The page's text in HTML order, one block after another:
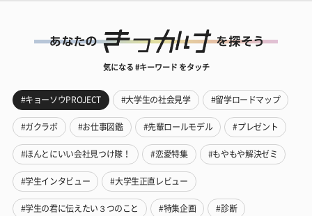
気になる #キーワード をタッチ
#キョーソウPROJECT #大学生の社会見学 #留学ロードマップ
#ガクラボ #お仕事図鑑 #先輩ロールモデル #プレゼント
#ほんとにいい会社見つけ隊！ #恋愛特集 #もやもや解決ゼミ
#学生インタビュー #大学生正直レビュー
#学生の君に伝えたい３つのこと #特集企画 #診断